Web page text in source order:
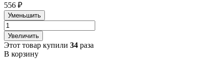
556 ₽
Уменьшить
Увеличить
Этот товар купили 34 раза
В корзину